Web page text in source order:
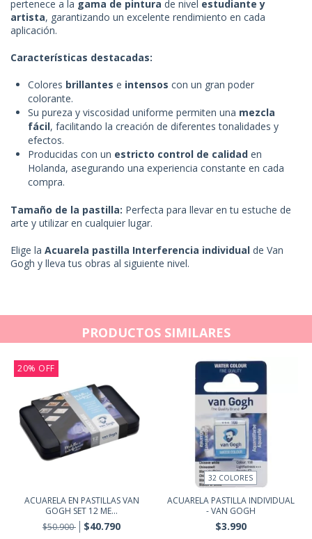
pertenece a la gama de pintura de nivel estudiante y
artista, garantizando un excelente rendimiento en cada
aplicación.
Características destacadas:
Colores brillantes e intensos con un gran poder
colorante.
Su pureza y viscosidad uniforme permiten una mezcla
fácil, facilitando la creación de diferentes tonalidades y
efectos.
Producidas con un estricto control de calidad en
Holanda, asegurando una experiencia constante en cada
compra.
Tamaño de la pastilla: Perfecta para llevar en tu estuche de
arte y utilizar en cualquier lugar.
Elige la Acuarela pastilla Interferencia individual de Van
Gogh y lleva tus obras al siguiente nivel.
PRODUCTOS SIMILARES
20% OFF
ACUARELA EN PASTILLAS VAN
GOGH SET 12 ME...
$50.900
$40.790
32 COLORES
ACUARELA PASTILLA INDIVIDUAL
- VAN GOGH
$3.990